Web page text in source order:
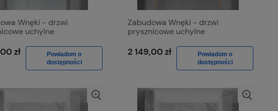
Wnęki - drzwi
uchylne
Transparentne
zł
Powiadom o
dostępności
Zabudowa Wnęki - drzwi
prysznicowe uchylne
Szczotkowane, Szkło Grafitowe
2 149,00 zł
Powiadom o
dostępności